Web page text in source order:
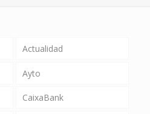
Actualidad
Ayto
CaixaBank